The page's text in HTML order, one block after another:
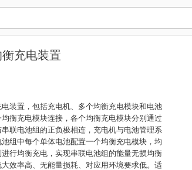
充电装置
装置，包括充电机、多个均衡充电模块和电池
衡充电模块连接，各个均衡充电模块分别通过
联电池组的正负极相连，充电机与电池管理系
组中每个单体电池配置一个均衡充电模块，均
行均衡充电，实现串联电池组的能量无损均衡
效率高、无能量损耗、对应用环境要求低。适